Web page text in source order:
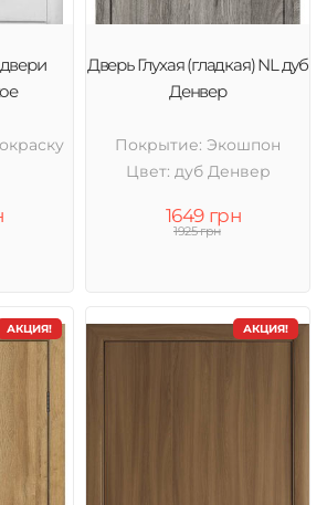
Дверь Глухая (гладкая) NL дуб
Денвер
Покрытие: Экошпон
Цвет: дуб Денвер
1649 грн
1925 грн
АКЦИЯ! АКЦИЯ!